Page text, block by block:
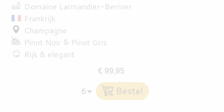
Domaine Larmandier-Bernier
Frankrijk
Champagne
Pinot Noir
Pinot Gris
Rijk & elegant
€ 99,95